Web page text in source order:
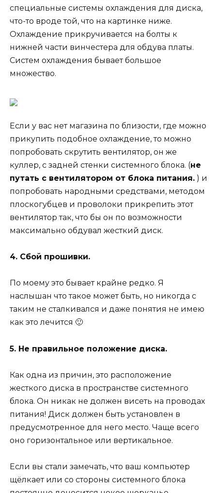
специальные системы охлаждения для диска,
что-то вроде той, что на картинке ниже.
Охлаждение прикручивается на болты к
нижней части винчестера для обдува платы.
Систем охлаждения бывает большое
множество.
Если у вас нет магазина по близости, где можно
прикупить подобное охлаждение, то можно
попробовать скрутить вентилятор, он же
куллер, с задней стенки системного блока. (не
путать с вентилятором от блока питания. ) и
попробовать народными средствами, методом
плоскогубцев и проволоки прикрепить этот
вентилятор так, что бы он по возможности
максимально обдувал жесткий диск.
4. Сбой прошивки.
По моему это бывает крайне редко. Я
наслышан что такое может быть, но никогда с
таким не сталкивался и даже понятия не имею
как это лечится 🙂
5. Не правильное положение диска.
Как одна из причин, это расположение
жесткого диска в пространстве системного
блока. Он никак не должен висеть на проводах
питания! Диск должен быть установлен в
предусмотренное для него место. Чаще всего
оно горизонтальное или вертикальное.
Если вы стали замечать, что ваш компьютер
щёлкает или со стороны системного блока